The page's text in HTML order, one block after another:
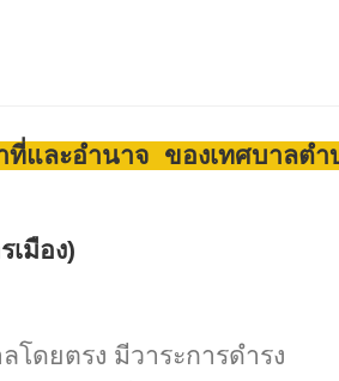
ที่และอำนาจ ของเทศบาลตำ
เมือง)
ยตรง มีวาระการดำรง